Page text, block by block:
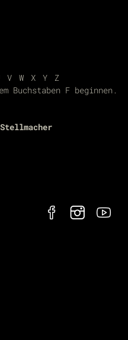
V W X Y
Z
Buchstaben F beginnen.